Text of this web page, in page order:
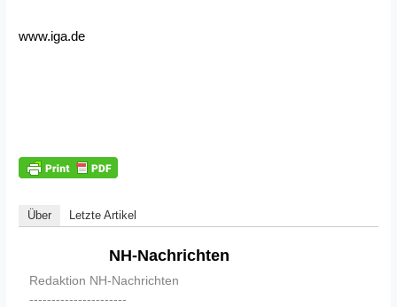
www.iga.de
Über Letzte Artikel
NH-Nachrichten
Redaktion NH-Nachrichten
----------------------